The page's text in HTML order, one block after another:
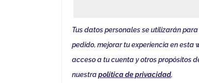
Tus datos personales se utilizarán
pedido, mejorar tu experiencia en esta
acceso a tu cuenta y otros propósitos
nuestrapolítica de privacidad.